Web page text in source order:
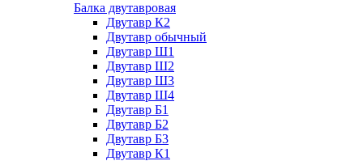
Балка двутавровая
Двутавр К2
Двутавр обычный
Двутавр Ш1
Двутавр Ш2
Двутавр Ш3
Двутавр Ш4
Двутавр Б1
Двутавр Б2
Двутавр Б3
Двутавр К1